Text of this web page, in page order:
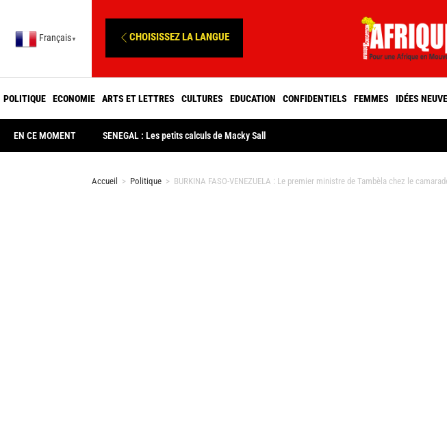
Français ▼ CHOISISSEZ LA LANGUE
POLITIQUE ECONOMIE ARTS ET LETTRES CULTURES EDUCATION CONFIDENTIELS FEMMES IDÉES
EN CE MOMENT SENEGAL : Les petits calculs de Macky Sall
Accueil > Politique > BURKINA FASO-VENEZUELA : Le premier ministre de Tambèla chez le